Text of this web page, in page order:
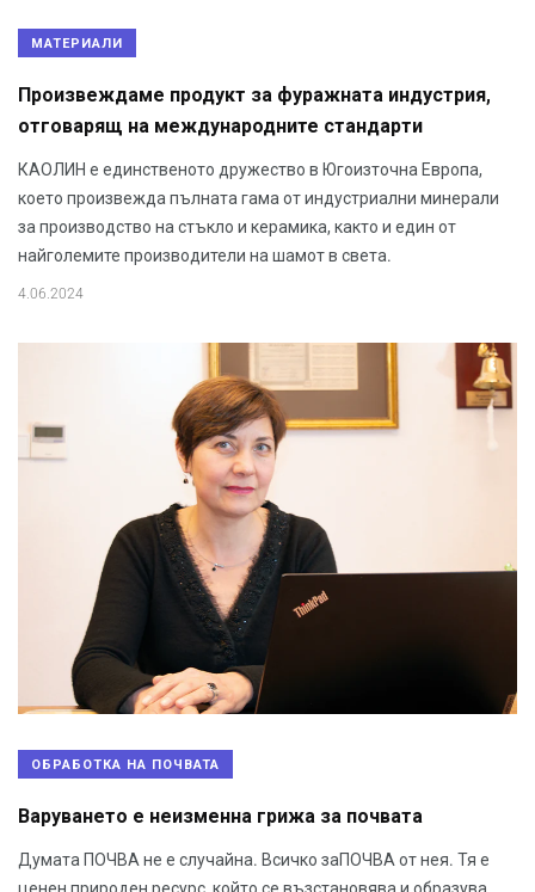
МАТЕРИАЛИ
Произвеждаме продукт за фуражната индустрия,
отговарящ на международните стандарти
КАОЛИН е единственото дружество в Югоизточна Европа,
което произвежда пълната гама от индустриални минерали
за производство на стъкло и керамика, както и един от
найголемите производители на шамот в света.
4.06.2024
ОБРАБОТКА НА ПОЧВАТА
Варуването е неизменна грижа за почвата
Думата ПОЧВА не е случайна. Всичко заПОЧВА от нея. Тя е
ценен природен ресурс, който се възстановява и образува